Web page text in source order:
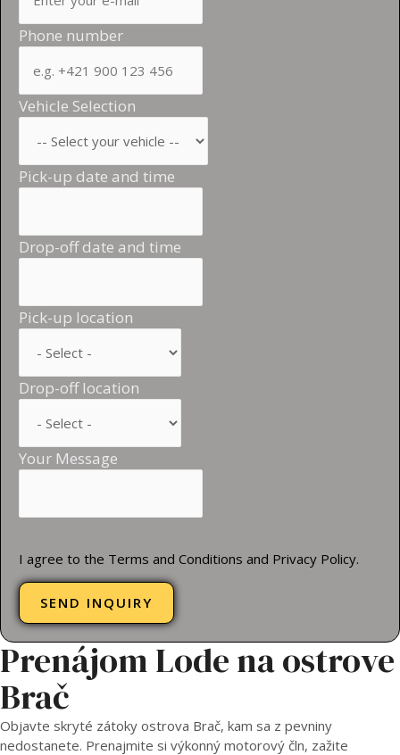
Phone number
Vehicle Selection
Pick-up date and time
Drop-off date and time
Pick-up location
Drop-off location
Your Message
I agree to the Terms and Conditions and Privacy Policy.
SEND INQUIRY
Prenájom Lode na ostrove
Brač
Objavte skryté zátoky ostrova Brač, kam sa z pevniny
nedostanete. Prenajmite si výkonný motorový čln, zažite